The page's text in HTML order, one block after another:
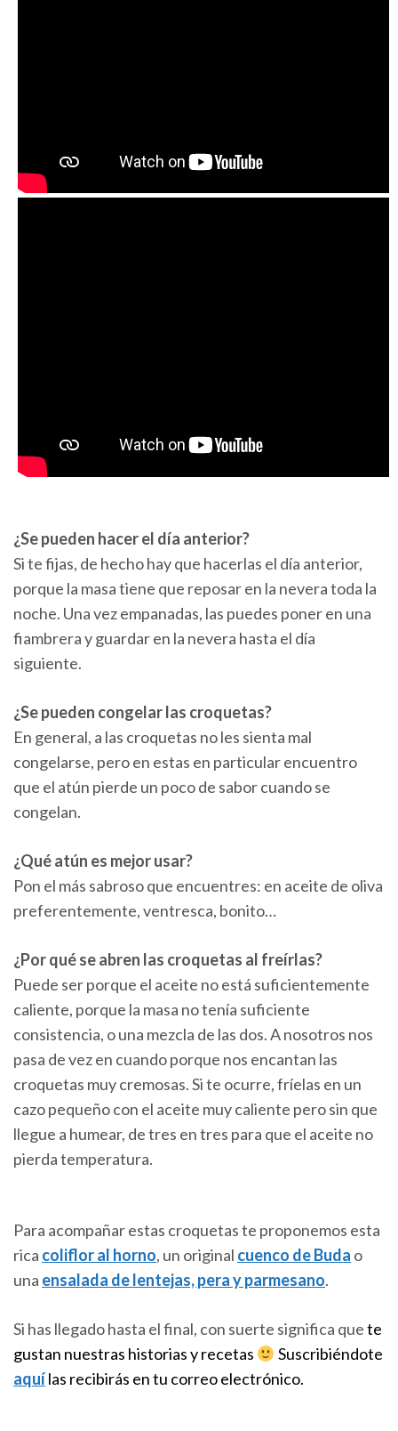
¿Se pueden hacer el día anterior?
Si te fijas, de hecho hay que hacerlas el día anterior,
porque la masa tiene que reposar en la nevera toda la
noche. Una vez empanadas, las puedes poner en una
fiambrera y guardar en la nevera hasta el día
siguiente.
¿Se pueden congelar las croquetas?
En general, a las croquetas no les sienta mal
congelarse, pero en estas en particular encuentro
que el atún pierde un poco de sabor cuando se
congelan.
¿Qué atún es mejor usar?
Pon el más sabroso que encuentres: en aceite de oliva
preferentemente, ventresca, bonito…
¿Por qué se abren las croquetas al freírlas?
Puede ser porque el aceite no está suficientemente
caliente, porque la masa no tenía suficiente
consistencia, o una mezcla de las dos. A nosotros nos
pasa de vez en cuando porque nos encantan las
croquetas muy cremosas. Si te ocurre, fríelas en un
cazo pequeño con el aceite muy caliente pero sin que
llegue a humear, de tres en tres para que el aceite no
pierda temperatura.
Para acompañar estas croquetas te proponemos esta
rica coliflor al horno, un original cuenco de Buda o
una ensalada de lentejas, pera y parmesano.
Si has llegado hasta el final, con suerte significa quete
gustan nuestras historias y recetas
Suscribiéndote
aquílas recibirás en tu correo electrónico.